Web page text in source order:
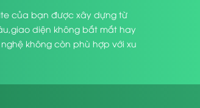
của bạn được xây dựng từ
diện không bắt mắt hay
không còn phù hợp với xu